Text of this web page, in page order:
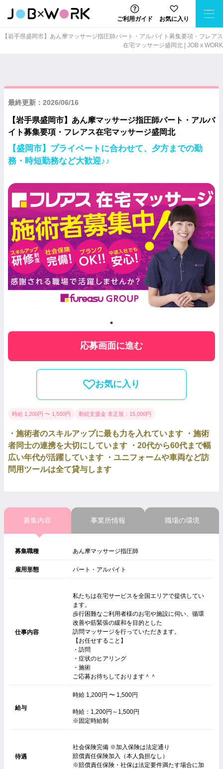
ご利用ガイド お気に入り
【岩手県盛岡市】あん摩マッサージ指圧師パート・アルバイト募集要項・フレアス
在宅マッサージ盛岡北 | JOB x WORK
最終更新：2026/06/16
【岩手県盛岡市】あん摩マッサージ指圧師パート・アルバ
イト募集要項・フレアス在宅マッサージ盛岡北
【盛岡市】プライベートに合わせて、夕方までの勤
務・時短勤務など大歓迎♪♪
応募画面に進む
お気に入り
時給 1,200円 〜 1,500円 勤続支援金 非正規：15,000円
・施術者のスキルアップに最も力を入れています ・施術
者同士の連携を大切にしています ・20代から60代まで幅
広い年代が活躍しています ・ユニフォームや車両など訪
問用ツールは全て貸与します
募集内容 事業所情報 職場の環境
募集職種 あん摩マッサージ指圧師
雇用形態 パート・アルバイト
仕事内容
私たちは在宅サービスを全国エリアで提供してい
ます。
歩行困難なご利用者様のお宅や施設に伺い、循環
改善や筋緊張の緩和を目的とした
訪問マッサージを行っていただきます。
【お任せすること】
・訪問
・症状のヒアリング
・施術
ご応募お待ちしております＾＾
給与
時給 1,200円 〜 1,500円
時給：1,200円～1,500円
※固定時給制
待遇
社会保険完備 ※加入保険は法定通り
賠償責任保険加入（本人負担なし）
※賠償責任保険・社保は法定要件満たす場合に加